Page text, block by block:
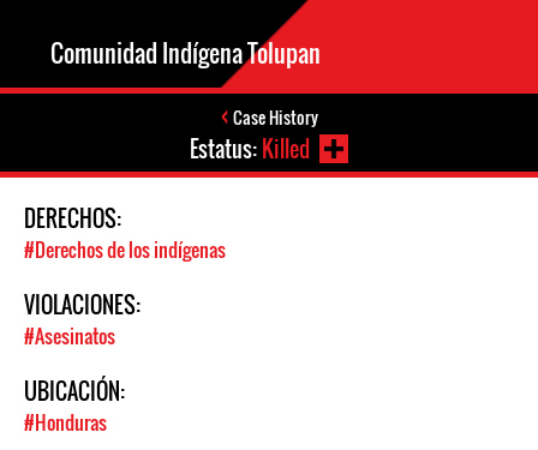
Comunidad Indígena Tolupan
Case History
Estatus:Killed
DERECHOS:
#Derechos de los indígenas
VIOLACIONES:
#Asesinatos
UBICACIÓN:
#Honduras